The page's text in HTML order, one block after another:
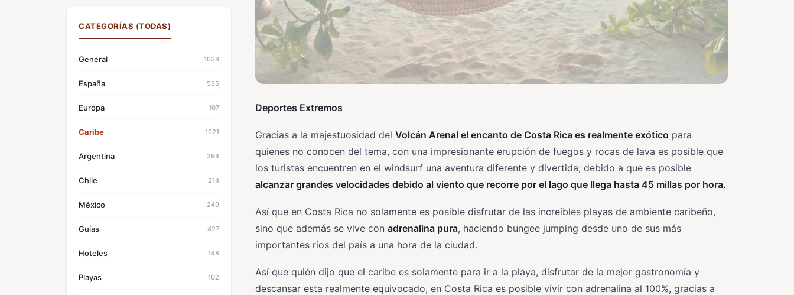
CATEGORÍAS (TODAS)
General 1038
España 535
Europa 107
Caribe 1021
Argentina 294
Chile 214
México 249
Guías 427
Hoteles 148
Playas 102
Deportes Extremos
Gracias a la majestuosidad del Volcán Arenal el encanto de Costa Rica es realmente exótico para
quienes no conocen del tema, con una impresionante erupción de fuegos y rocas de lava es posible que
los turistas encuentren en el windsurf una aventura diferente y divertida; debido a que es posible
alcanzar grandes velocidades debido al viento que recorre por el lago que llega hasta 45 millas por hora.
Así que en Costa Rica no solamente es posible disfrutar de las increíbles playas de ambiente caribeño,
sino que además se vive con adrenalina pura, haciendo bungee jumping desde uno de sus más
importantes ríos del país a una hora de la ciudad.
Así que quién dijo que el caribe es solamente para ir a la playa, disfrutar de la mejor gastronomía y
descansar esta realmente equivocado, en Costa Rica es posible vivir con adrenalina al 100%, gracias a